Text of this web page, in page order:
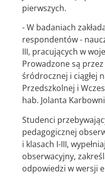
pierwszych.
- W badaniach
respondentów -
III, pracujących w
Prowadzone są
śródrocznej i ciągłej
Przedszkolnej i
hab. Jolanta
Studenci
pedagogicznej
i klasach I-III,
obserwacyjny,
odpowiedzi w wersji